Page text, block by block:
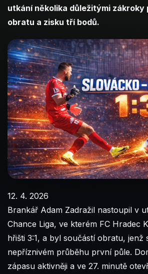
utkání několika důležitými zákroky
obratu a zisku tří bodů.
12. 4. 2026
Brankář Adam Zadražil nastoupil v
Chance Liga, ve kterém FC Hradec
hřišti 3:1, a byl součástí obratu, jenž
nepříznivém průběhu první půle.
zápasu aktivněji a ve 27. minutě